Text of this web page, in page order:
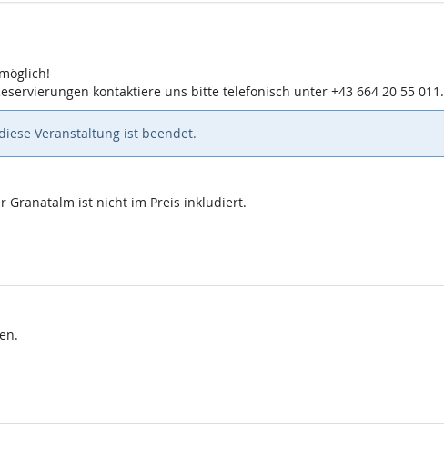
kontaktiere uns bitte telefonisch unter +43 664 20 55 011.
Veranstaltung ist beendet.
Granatalm ist nicht im Preis inkludiert.